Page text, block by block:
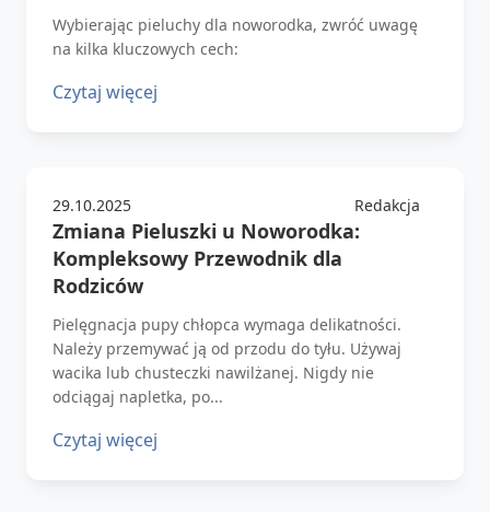
Wybierając pieluchy dla noworodka, zwróć uwagę
na kilka kluczowych cech:
Czytaj więcej
29.10.2025 Redakcja
Zmiana Pieluszki u Noworodka:
Kompleksowy Przewodnik dla
Rodziców
Pielęgnacja pupy chłopca wymaga delikatności.
Należy przemywać ją od przodu do tyłu. Używaj
wacika lub chusteczki nawilżanej. Nigdy nie
odciągaj napletka, po...
Czytaj więcej